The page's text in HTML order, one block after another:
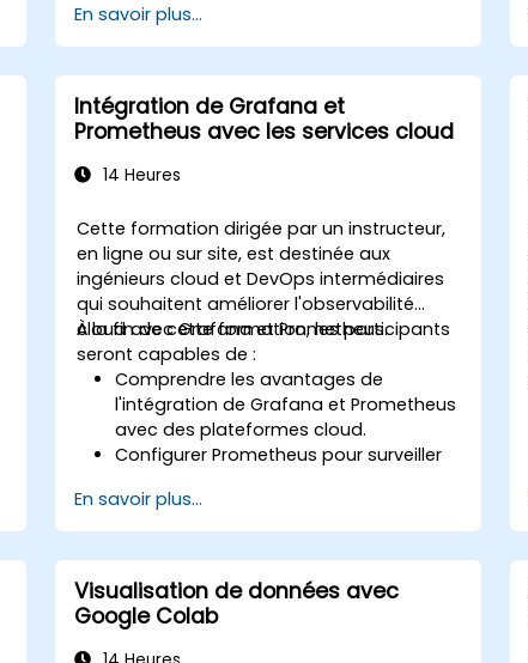
pour Prometheus.
Créer et configurer des tableaux de
bord dans Grafana pour visualiser les
métriques personnalisées.
Appliquer les bonnes pratiques pour
intégrer la surveillance dans le cycle de
développement.
En savoir plus...
Intégration de Grafana et
Prometheus avec les services cloud
14 Heures
Cette formation dirigée par un instructeur,
en ligne ou sur site, est destinée aux
ingénieurs cloud et DevOps intermédiaires
qui souhaitent améliorer l'observabilité
cloud avec Grafana et Prometheus.
À la fin de cette formation, les participants
seront capables de :
Comprendre les avantages de
l'intégration de Grafana et Prometheus
avec des plateformes cloud.
Configurer Prometheus pour surveiller
Configurer Grafana pour visualiser les
métriques des services cloud.
Tirer parti des outils et intégrations
natifs du cloud pour la scalabilité de la
surveillance.
En savoir plus...
Visualisation de données avec
Google Colab